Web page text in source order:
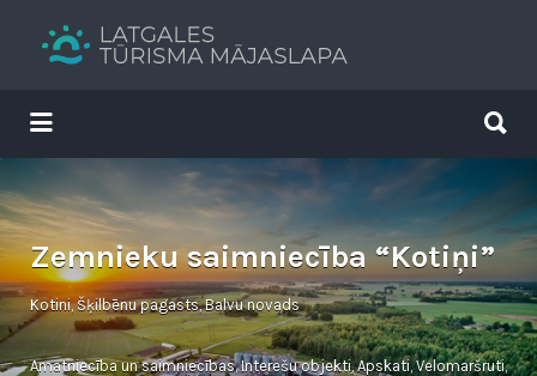
Tavs brīvdienu ceļvedis
Search
for:
for:
Zemnieku saimniecība “Kotiņi”
Kotini, Šķilbēnu pagasts, Balvu novads
Amatniecība un saimniecības,Interešu objekti,Apskati,Velomaršruti,